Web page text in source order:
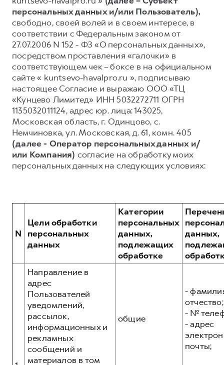
H7 H9
от 4 799 000 ₽
Тест-драйв
Трейд-ин
КРЕДИТ И СТРАХОВАНИЕ
Кредитный калькулятор
Страхование
Кредит
КОРПОРАТИВНЫМ КЛИЕНТАМ
Для малого бизнеса
Система управления автопарком
Сервис для корпоративных клиентов
HAVAL Лизинг
АКСЕССУАРЫ HAVAL
Автомобильные аксессуары
Коллекция PRO
Коллекция Базовая
Коллекция Детская
СЕРВИСНОЕ ОБСЛУЖИВАНИЕ
Нулевое ТО
Программа «Помощь на дороге»
Регламенты технического обслуживания
Электронный ПТС
ПОДДЕРЖКА
GWM Безопасность
Гарантия HAVAL
Мобильное приложение GWM
АКСЕССУАРЫ HAVAL
Автомобильные аксессуары
Коллекция PRO
Коллекция Базовая
Коллекция Детская
О дилере
Наша команда
Контакты
персональных данных и/или Пользователь),
свободно, своей волей и в своем интересе, в
соответствии с Федеральным законом от
27.07.2006 N 152 - ФЗ «О персональных данных»,
посредством проставления «галочки» в
соответствующем чек – боксе в на официальном
сайте « kuntsevo-havalpro.ru », подписываю
настоящее Согласие и выражаю ООО «ТЦ
«Кунцево Лимитед» ИНН 5032272711 ОГРН
1135032011124, адрес юр. лица: 143025,
Московская область, г. Одинцово, с.
Немчиновка, ул. Московская, д. 61, комн. 405
(далее - Оператор персональных данных и/
или Компания) согласие на обработку моих
персональных данных на следующих условиях:
N
Цели обработки
персональных
данных
Категории
персональных
данных,
подлежащих
обработке
данных,
Направление в
адрес
Пользователей
уведомлений,
рассылок,
информационных и
рекламных
сообщений и
материалов в том
общие
-
отчество;
- №
- адрес
почты;